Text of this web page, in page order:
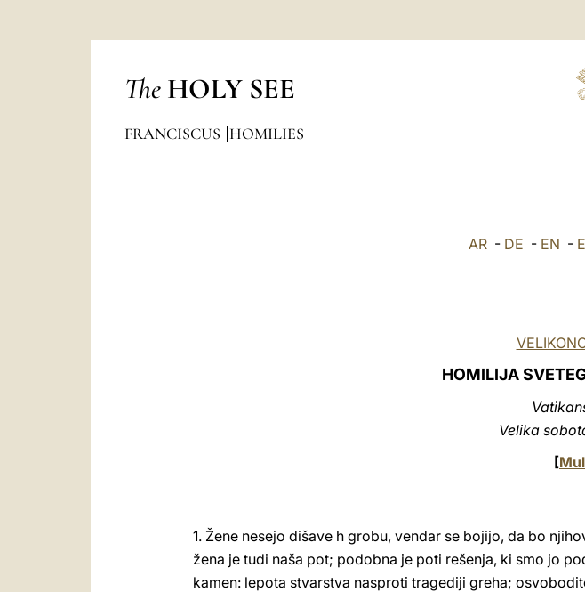
The HOLY SEE
FRANCISCUS HOMILIES
AR - DE - EN -
HOMILIJA
Velika
[
1. Žene nesejo dišave h grobu, vendar se bojijo, da bo
žena je tudi naša pot; podobna je poti rešenja, ki smo jo
kamen: lepota stvarstva nasproti tragediji greha;